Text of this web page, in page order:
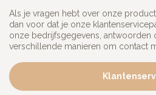
Als je vragen hebt over onze
dan voor dat je onze
onze bedrijfsgegevens, antwoorden
verschillende manieren om contact